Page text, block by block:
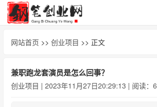
网站首页 >> 创业项目 >> 正文
兼职跑龙套演员是怎么回事？
创业项目 | 2023年11月27日20:29:13 | 阅读：